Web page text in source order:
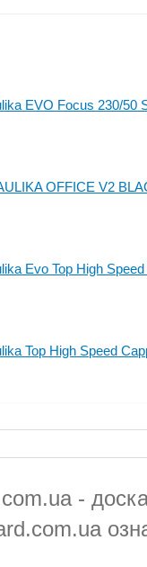
EVO Focus 230/50
OFFICE V2
Evo Top High
Top High Speed
-